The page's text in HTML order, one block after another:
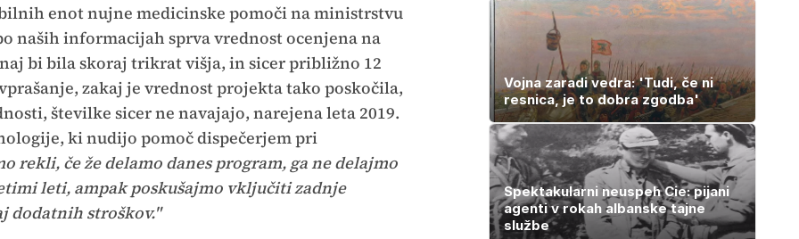
enot nujne medicinske pomoči na ministrstvu
naših informacijah sprva vrednost ocenjena na
bi bila skoraj trikrat višja, in sicer približno 12
zakaj je vrednost projekta tako poskočila,
številke sicer ne navajajo, narejena leta 2019.
ki nudijo pomoč dispečerjem pri
rekli, če že delamo danes program, ga ne delajmo
leti, ampak poskušajmo vključiti zadnje
dodatnih stroškov."
Vojna zaradi vedra: 'Tudi, če ni
resnica, je to dobra zgodba'
Spektakularni neuspeh Cie: pijani
agenti v rokah albanske tajne
službe